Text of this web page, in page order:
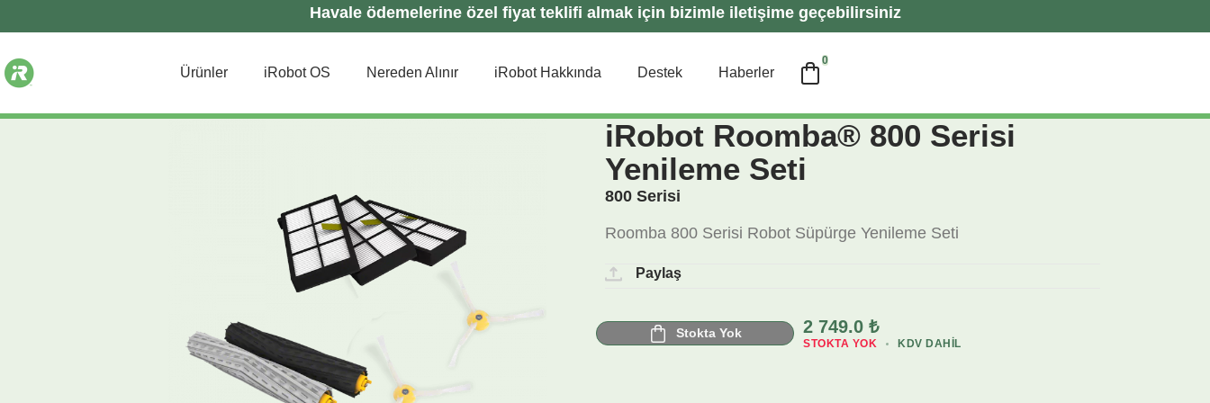
Havale ödemelerine özel fiyat teklifi almak için bizimle iletişime geçebilirsiniz
Ürünler iRobot OS Nereden Alınır iRobot Hakkında Destek Haberler
0
iRobot Roomba® 800 Serisi
Yenileme Seti
800 Serisi
Roomba 800 Serisi Robot Süpürge Yenileme Seti
Paylaş
Stokta Yok 2 749.0 ₺
KDV DAHIL
STOKTA YOK